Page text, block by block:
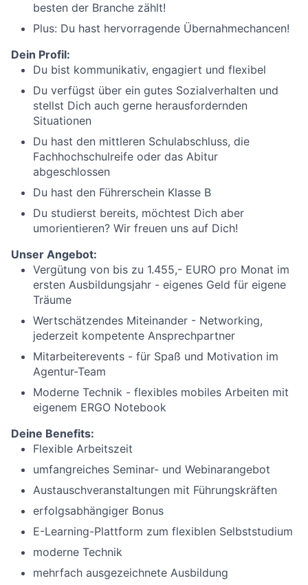
besten der Branche zählt!
Plus: Du hast hervorragende Übernahmechancen!
Dein Profil:
Du bist kommunikativ, engagiert und flexibel
Du verfügst über ein gutes Sozialverhalten und
stellst Dich auch gerne herausfordernden
Situationen
Du hast den mittleren Schulabschluss, die
Fachhochschulreife oder das Abitur
abgeschlossen
Du hast den Führerschein Klasse B
Du studierst bereits, möchtest Dich aber
umorientieren? Wir freuen uns auf Dich!
Unser Angebot:
Vergütung von bis zu 1.455,- EURO pro Monat im
ersten Ausbildungsjahr - eigenes Geld für eigene
Träume
Wertschätzendes Miteinander - Networking,
jederzeit kompetente Ansprechpartner
Mitarbeiterevents - für Spaß und Motivation im
Agentur-Team
Moderne Technik - flexibles mobiles Arbeiten mit
eigenem ERGO Notebook
Deine Benefits:
Flexible Arbeitszeit
umfangreiches Seminar- und Webinarangebot
Austauschveranstaltungen mit Führungskräften
erfolgsabhängiger Bonus
E-Learning-Plattform zum flexiblen Selbststudium
moderne Technik
mehrfach ausgezeichnete Ausbildung